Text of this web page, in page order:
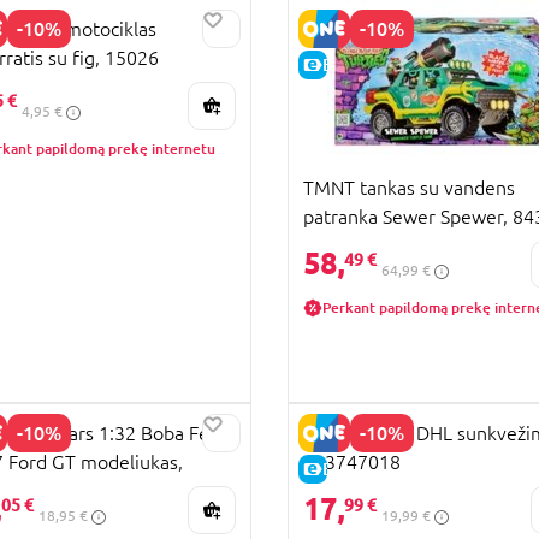
-10%
FM motociklas
su fig, 15026
€
4,95 €
papildomą prekę internetu
-10%
E-KAINA
TMNT tankas su vandens
patranka Sewer Spewer,
58,49 €
64,99 €
Perkant papildomą prekę
-10%
Star Wars 1:32 Boba Fett
Ford GT modeliukas,
05 €
18,95 €
-10%
E-KAINA
DICKIE TOYS DHL
203747018
17,99 €
19,99 €